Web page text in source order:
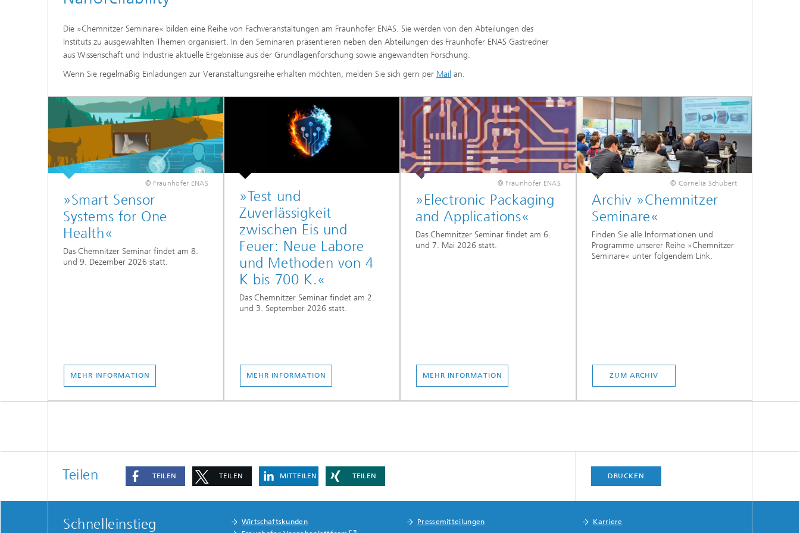
Nanotechnologische Komponenten
und Systeme
Akustische Komponenten
Printed Functionalities
Medical Systems and Smart Health
Die »Chemnitzer Seminare« bilden eine Reihe von Fachveranstaltungen am Fraunhofer ENAS. Sie werden von den Abteilungen des
Instituts zu ausgewählten Themen organisiert. In den Seminaren präsentieren neben den Abteilungen des Fraunhofer ENAS Gastredner
aus Wissenschaft und Industrie aktuelle Ergebnisse aus der Grundlagenforschung sowie angewandten Forschung.
Wenn Sie regelmäßig Einladungen zur Veranstaltungsreihe erhalten möchten, melden Sie sich gern per Mail an.
© Fraunhofer ENAS
»Smart Sensor
Systems for One
Health«
Das Chemnitzer Seminar findet am 8.
und 9. Dezember 2026 statt.
MEHR INFORMATION
»Test und
Zuverlässigkeit
zwischen Eis und
Feuer: Neue Labore
und Methoden von 4
K bis 700 K.«
Das Chemnitzer Seminar findet am 2.
und 3. September 2026 statt.
MEHR INFORMATION
© Fraunhofer ENAS
»Electronic Packaging
and Applications«
Das Chemnitzer Seminar findet am 6.
und 7. Mai 2026 statt.
MEHR INFORMATION
© Cornelia Schubert
Archiv »Chemnitzer
Seminare«
Finden Sie alle Informationen und
Programme unserer Reihe »Chemnitzer
Seminare« unter folgendem Link.
ZUM ARCHIV
Teilen TEILEN TEILEN MITTEILEN TEILEN DRUCKEN
Schnelleinstieg Wirtschaftskunden Pressemitteilungen
Karriere